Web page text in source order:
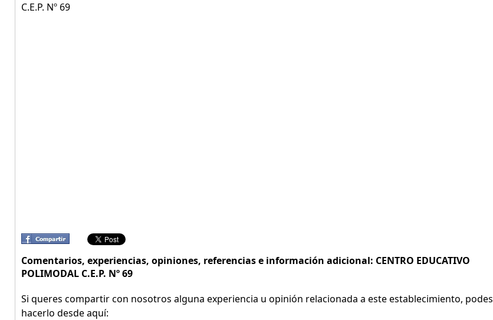
C.E.P. Nº 69
Comentarios, experiencias, opiniones, referencias e información adicional: CENTRO EDUCATIVO
POLIMODAL C.E.P. Nº 69
Si queres compartir con nosotros alguna experiencia u opinión relacionada a este establecimiento, podes
hacerlo desde aquí: